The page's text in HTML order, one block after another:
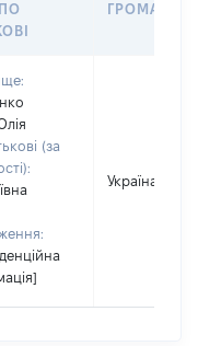
(за
Україна